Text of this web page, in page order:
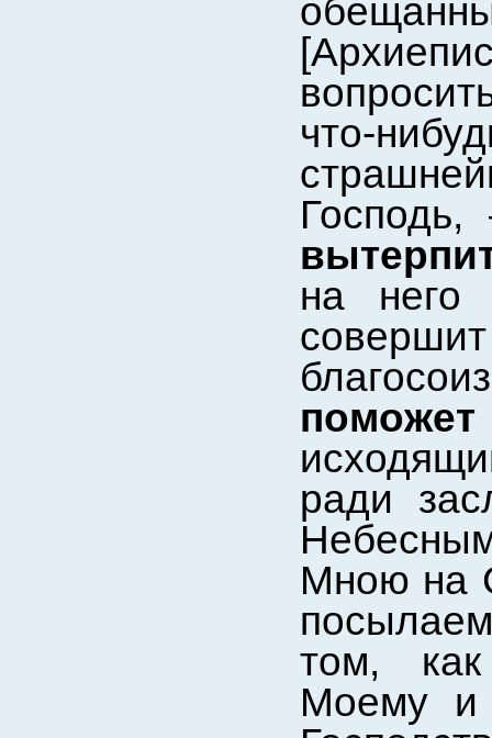
что-
на
ради
Мною на
том,
Моему и